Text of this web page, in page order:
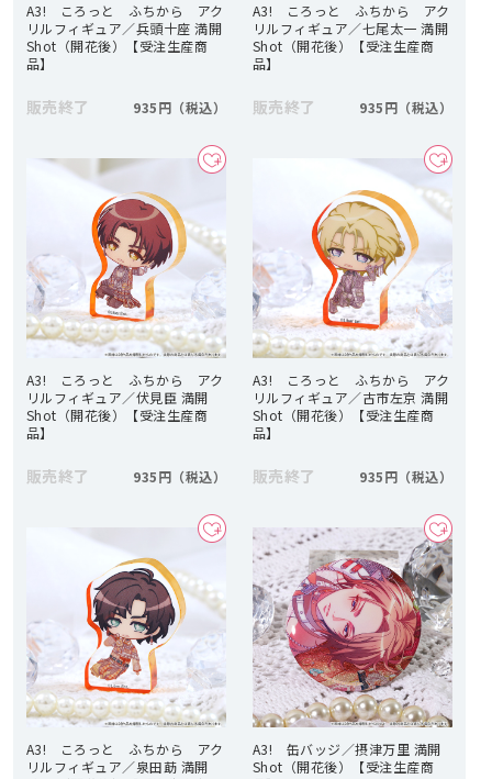
A3! ころっと ふちから アク
リルフィギュア／兵頭十座 満開
Shot（開花後）【受注生産商
品】
販売終了 935円
A3! ころっと ふちから アク
リルフィギュア／七尾太一 満開
Shot（開花後）【受注生産商
品】
販売終了 935円
A3! ころっと ふちから アク
リルフィギュア／伏見臣 満開
Shot（開花後）【受注生産商
品】
販売終了 935円
A3! ころっと ふちから アク
リルフィギュア／古市左京 満開
Shot（開花後）【受注生産商
品】
販売終了 935円
A3! ころっと ふちから アク
リルフィギュア／泉田莇 満開
A3! 缶バッジ／摂津万里 満開
Shot（開花後）【受注生産商